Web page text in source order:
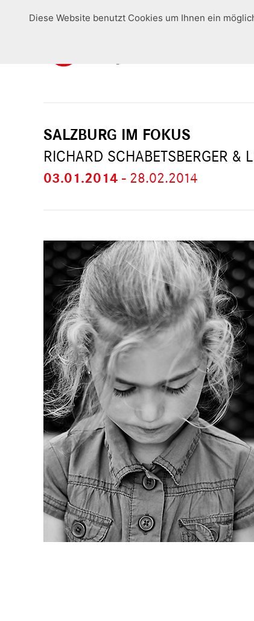
SALZBURG IM FOKUS
RICHARD SCHABETSBERGER &
03.01.2014 - 28.02.2014
Diese Website benutzt Cookies um Ihnen ein